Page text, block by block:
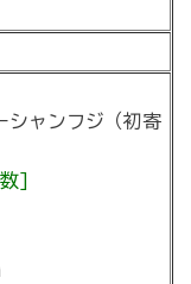
シャンフジ（初寄
]